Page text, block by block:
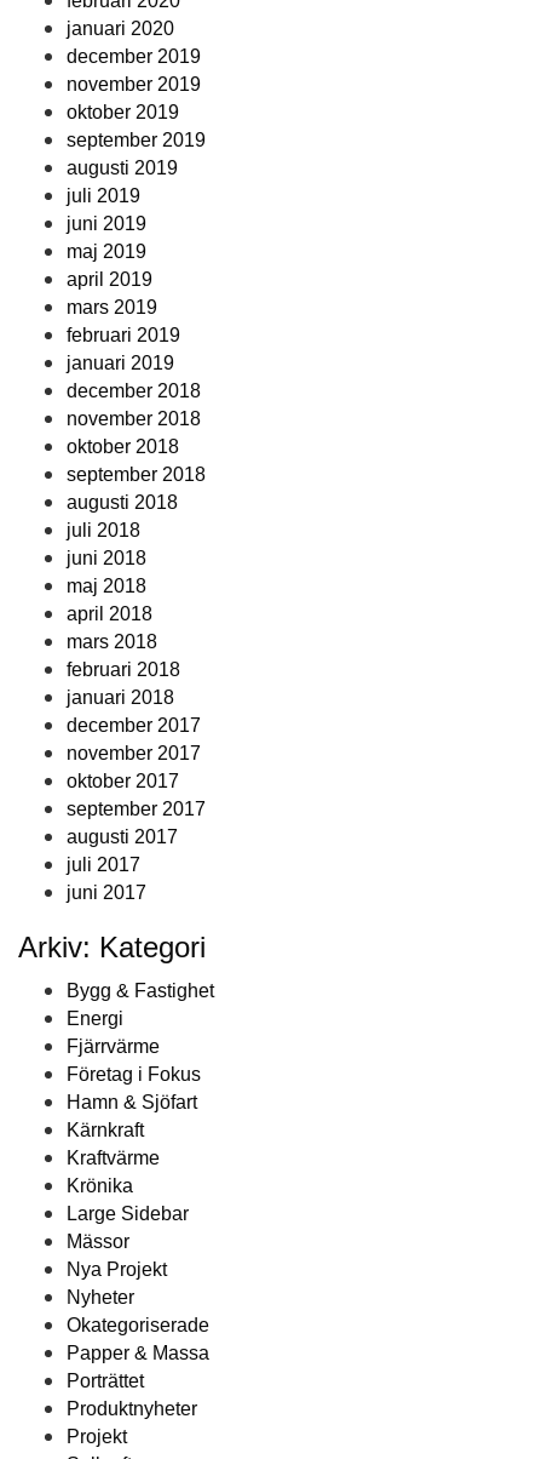
januari 2020
december 2019
november 2019
oktober 2019
september 2019
augusti 2019
juli 2019
juni 2019
maj 2019
april 2019
mars 2019
februari 2019
januari 2019
december 2018
november 2018
oktober 2018
september 2018
augusti 2018
juli 2018
juni 2018
maj 2018
april 2018
mars 2018
februari 2018
januari 2018
december 2017
november 2017
oktober 2017
september 2017
augusti 2017
juli 2017
juni 2017
Arkiv: Kategori
Bygg & Fastighet
Energi
Fjärrvärme
Företag i Fokus
Hamn & Sjöfart
Kärnkraft
Kraftvärme
Krönika
Large Sidebar
Mässor
Nya Projekt
Nyheter
Okategoriserade
Papper & Massa
Porträttet
Produktnyheter
Projekt